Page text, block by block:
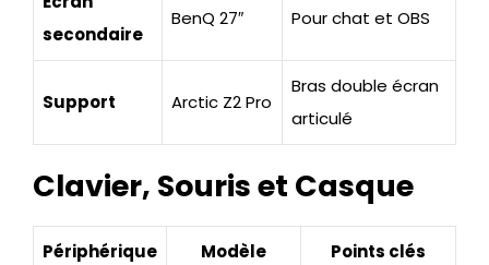
secondaire
BenQ 27″ Pour chat et OBS
Support Arctic Z2 Pro
Bras double écran
articulé
Clavier, Souris et Casque
Périphérique Modèle Points clés